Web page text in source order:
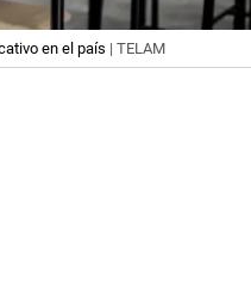
en el país | TELAM